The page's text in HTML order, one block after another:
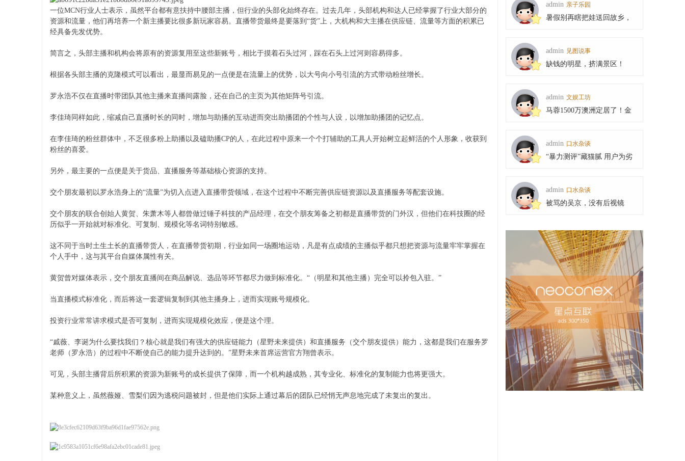
一位MCN行业人士表示，虽然平台都有意扶持中腰部主播，但行业的头部化始终存在。过去几年，头部机构和达人已经掌握了行业大部分的
资源和流量，他们再培养一个新主播要比很多新玩家容易。直播带货最终是要落到“货”上，大机构和大主播在供应链、流量等方面的积累已
经具备先发优势。
简言之，头部主播和机构会将原有的资源复用至这些新账号，相比于摸着石头过河，踩在石头上过河则容易得多。
根据各头部主播的克隆模式可以看出，最显而易见的一点便是在流量上的优势，以大号向小号引流的方式带动粉丝增长。
罗永浩不仅在直播时带团队其他主播来直播间露脸，还在自己的主页为其他矩阵号引流。
李佳琦同样如此，缩减自己直播时长的同时，增加与助播的互动进而突出助播团的个性与人设，以增加助播团的记忆点。
在李佳琦的粉丝群体中，不乏很多粉上助播以及磕助播CP的人，在此过程中原来一个个打辅助的工具人开始树立起鲜活的个人形象，收获到
粉丝的喜爱。
另外，最主要的一点便是关于货品、直播服务等基础核心资源的支持。
交个朋友最初以罗永浩身上的“流量”为切入点进入直播带货领域，在这个过程中不断完善供应链资源以及直播服务等配套设施。
交个朋友的联合创始人黄贺、朱萧木等人都曾做过锤子科技的产品经理，在交个朋友筹备之初都是直播带货的门外汉，但他们在科技圈的经
历似乎一开始就对标准化、可复制、规模化等名词特别敏感。
这不同于当时土生土长的直播带货人，在直播带货初期，行业如同一场圈地运动，凡是有点成绩的主播似乎都只想把资源与流量牢牢掌握在
个人手中，这与其平台自媒体属性有关。
黄贺曾对媒体表示，交个朋友直播间在商品解说、选品等环节都尽力做到标准化。“（明星和其他主播）完全可以拎包入驻。”
当直播模式标准化，而后将这一套逻辑复制到其他主播身上，进而实现账号规模化。
投资行业常常讲求模式是否可复制，进而实现规模化效应，便是这个理。
“戚薇、李诞为什么要找我们？核心就是我们有强大的供应链能力（星野未来提供）和直播服务（交个朋友提供）能力，这都是我们在服务罗
老师（罗永浩）的过程中不断使自己的能力提升达到的。”星野未来首席运营官方翔曾表示。
可见，头部主播背后所积累的资源为新账号的成长提供了保障，而一个机构越成熟，其专业化、标准化的复制能力也将更强大。
某种意义上，虽然薇娅、雪梨们因为逃税问题被封，但是他们实际上通过幕后的团队已经悄无声息地完成了未复出的复出。
admin 亲子乐园
暑假别再瞎把娃送回故乡，
admin 见图说事
缺钱的明星，挤满景区！
admin 文娱工坊
马蓉1500万澳洲定居了！金
admin 口水杂谈
“暴力测评”藏猫腻 用户为劣
admin 口水杂谈
被骂的吴京，没有后视镜